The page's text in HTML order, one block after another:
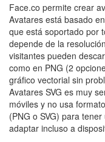
Face.co permite crear
Avatares está basado
que está soportado por
depende de la
visitantes pueden
como en PNG (2
gráfico vectorial sin
Avatares SVG es muy
móviles y no usa
(PNG o SVG) para
adaptar incluso a